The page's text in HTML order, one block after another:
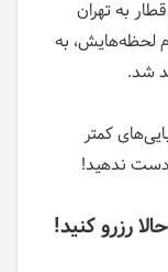
به تهران
لحظه‌هایش، به
شد.
کمتر
دست ندهید!
رزرو کنید!